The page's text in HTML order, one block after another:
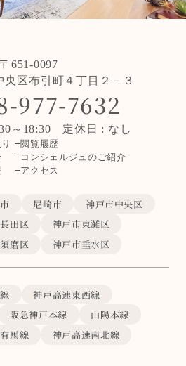
〒651-0097
央区布引町４丁目２－３
977-7632
～18:30 定休日 : なし
閲覧履歴
コンシェルジュのご紹介
アクセス
尼崎市
神戸市中央区
田区
神戸市東灘区
磨区 神戸市垂水区
神戸高速東西線
阪急神戸本線
山陽本線
馬線
神戸高速南北線